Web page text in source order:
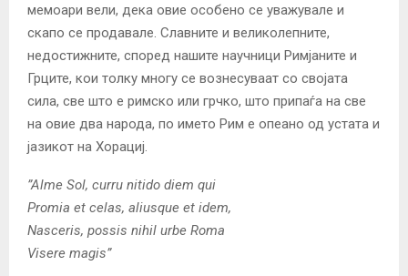
мемоари вели, дека овие особено се уважувале и
скапо се продавале. Славните и великолепните,
недостижните, според нашите научници Римјаните и
Грците, кои толку многу се вознесуваат со својата
сила, све што е римско или грчко, што припаѓа на све
на овие два народа, по името Рим е опеано од устата и
јазикот на Хорациј.
”Alme Sol, curru nitido diem qui
Promia et celas, aliusque et idem,
Nasceris, possis nihil urbe Roma
Visere magis”